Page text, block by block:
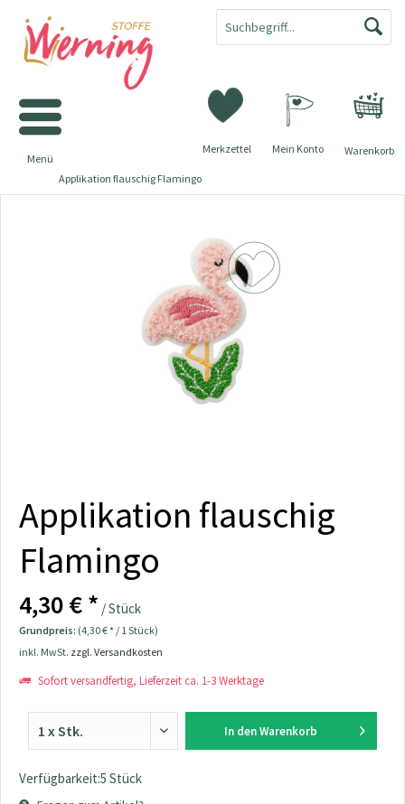
Warenkorb
Merkzettel Mein Konto
Menü
Applikation flauschig Flamingo
Applikation flauschig
Flamingo
4,30 € * / Stück
Grundpreis: (4,30 € * / 1 Stück)
inkl. MwSt. zzgl. Versandkosten
Sofort versandfertig, Lieferzeit ca. 1-3 Werktage
In den Warenkorb
Verfügbarkeit:5 Stück